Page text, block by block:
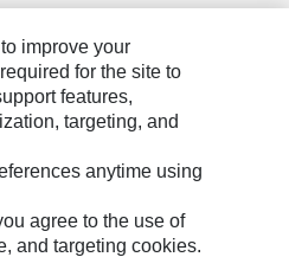
improve your
for the site to
features,
targeting, and
anytime using
agree to the use of
and targeting cookies.